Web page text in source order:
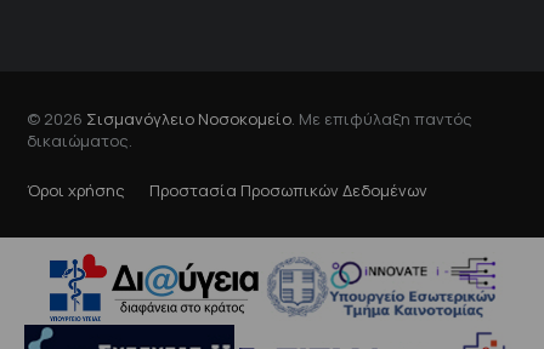
© 2026 Σισμανόγλειο Νοσοκομείο . Με επιφύλαξη παντός
δικαιώματος.
Όροι χρήσης Προστασία Προσωπικών Δεδομένων